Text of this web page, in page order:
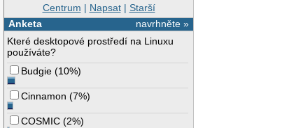
Centrum | Napsat| Starší
navrhněte »
Anketa
Které desktopové prostředí na Linuxu
používáte?
Budgie (10%)
Cinnamon (7%)
COSMIC (2%)